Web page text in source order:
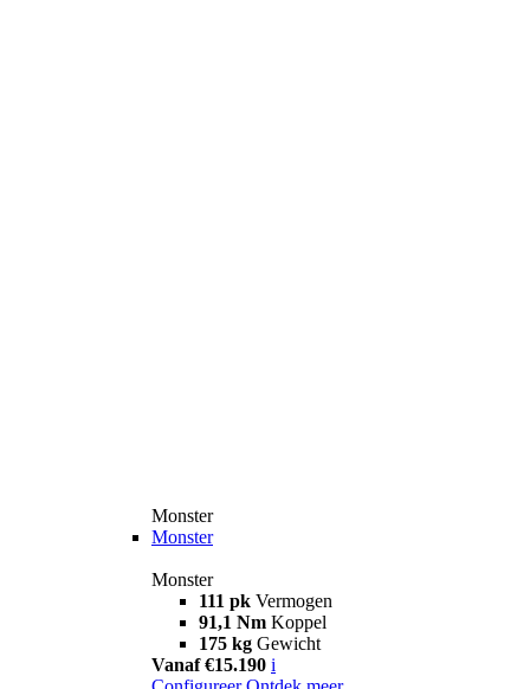
Monster
Monster
Monster
111 pk Vermogen
91,1 Nm Koppel
175 kg Gewicht
Vanaf €15.190 i